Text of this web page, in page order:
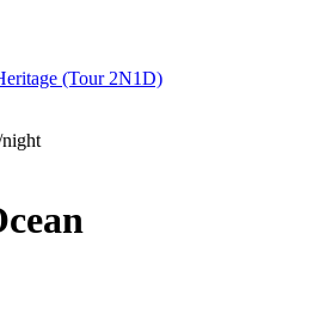
(Tour 2N1D)
night